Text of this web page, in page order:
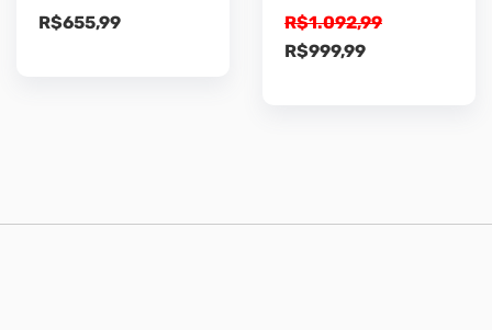
R$655,99 R$1.092,99
O
R$999,99O